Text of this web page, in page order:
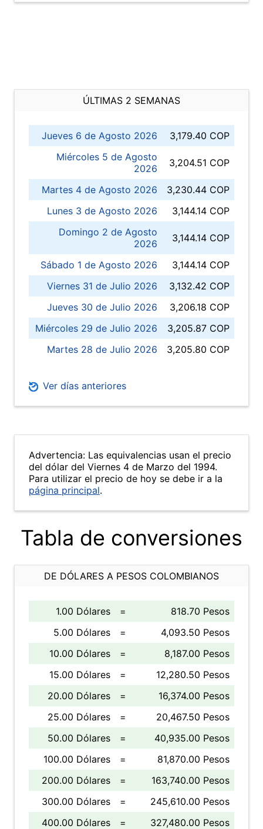
ÚLTIMAS 2 SEMANAS
Jueves 6 de Agosto 2026
3,179.40 COP
Miércoles 5 de Agosto
2026
3,204.51 COP
Martes 4 de Agosto 2026
3,230.44 COP
Lunes 3 de Agosto 2026
3,144.14 COP
Domingo 2 de Agosto
2026
3,144.14 COP
Sábado 1 de Agosto 2026
3,144.14 COP
Viernes 31 de Julio 2026
3,132.42 COP
Jueves 30 de Julio 2026
3,206.18 COP
Miércoles 29 de Julio 2026
3,205.87 COP
Martes 28 de Julio 2026
3,205.80 COP
Ver días anteriores
Advertencia: Las equivalencias usan el precio
del dólar del Viernes 4 de Marzo del 1994.
Para utilizar el precio de hoy se debe ir a la
página principal.
Tabla de conversiones
DE DÓLARES A PESOS COLOMBIANOS
1.00 Dólares =
818.70 Pesos
5.00 Dólares
=
4,093.50 Pesos
10.00 Dólares
=
8,187.00 Pesos
15.00 Dólares
=
12,280.50 Pesos
20.00 Dólares
=
16,374.00 Pesos
25.00 Dólares
=
20,467.50 Pesos
50.00 Dólares
=
40,935.00 Pesos
100.00 Dólares
=
81,870.00 Pesos
200.00 Dólares
=
163,740.00 Pesos
300.00 Dólares
=
245,610.00 Pesos
400.00 Dólares
=
327,480.00 Pesos